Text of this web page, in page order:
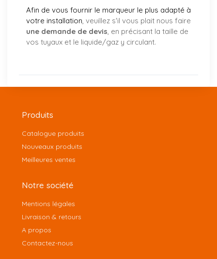
Afin de vous fournir le marqueur le plus adapté à
votre installation, veuillez s'il vous plait nous faire
une demande de devis, en précisant la taille de
vos tuyaux et le liquide/gaz y circulant.
Produits
Catalogue produits
Nouveaux produits
Meilleures ventes
Notre société
Mentions légales
Livraison & retours
A propos
Contactez-nous